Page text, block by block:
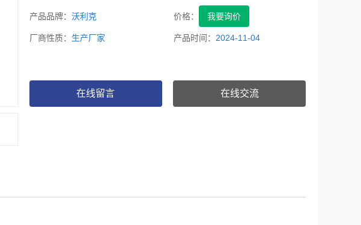
等，如果以这些技术建设小城镇污水处理厂会造成由于居高不下的运行
费用，无法正常运行。必须针对小城镇的特点采用投资省，运行费用
低，技术稳定可靠，操作与管理相对简单的工艺。
产品品牌： 沃利克 价格： 我要询价
厂商性质： 生产厂家 产品时间： 2024-11-04
在线留言 在线交流